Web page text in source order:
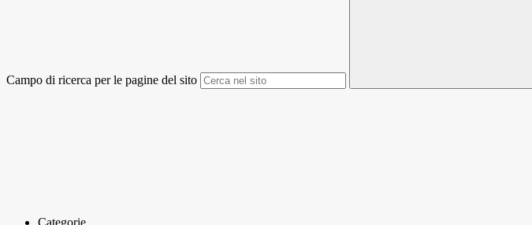
Campo di ricerca per le pagine del sito
Categorie